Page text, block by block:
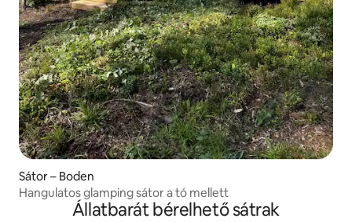
Sátor – Boden
Hangulatos glamping sátor a tó mellett
Állatbarát bérelhető sátrak